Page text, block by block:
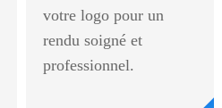
votre logo pour un
rendu soigné et
professionnel.